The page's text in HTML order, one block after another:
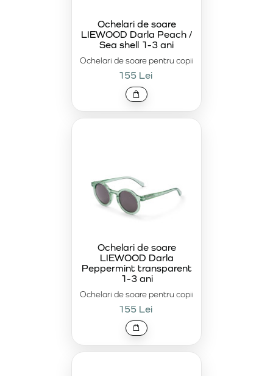
Ochelari de soare pentru copii
Ochelari de soare
LIEWOOD Darla Peach /
Sea shell 1-3 ani
155 Lei
Ochelari de soare pentru copii
Ochelari de soare
LIEWOOD Darla
Peppermint transparent
1-3 ani
155 Lei